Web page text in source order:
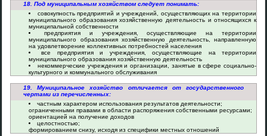
18. Под муниципальным хозяйством следует понимать:
совокупность предприятий и учреждений, осуществляющих на территории
муниципального образования хозяйственную деятельность и относящихся к
муниципальной собственности
предприятия и учреждения, осуществляющие на территории
муниципального образования хозяйственную деятельность, направленную
на удовлетворение коллективных потребностей населения
все предприятия и учреждения, осуществляющие на территории
муниципального образования хозяйственную деятельность
некоммерческие учреждения и организации, занятые в сфере социально-
культурного и коммунального обслуживания
19. Муниципальное хозяйство отличается от государственного
чертами из перечисленных:
частным характером использования результатов деятельности;
ограниченными правами в области распоряжения собственными ресурсами;
ориентацией на получение доходов
целостностью;
формированием снизу, исходя из специфики местных отношений